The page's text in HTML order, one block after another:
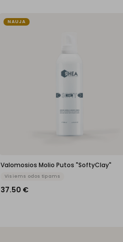
NAUJA
Valomosios Molio Putos "SoftyClay"
Visiems odos tipams
37.50 €